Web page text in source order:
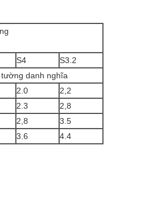
S4
S3.2
danh nghĩa
2.0
2,2
2.3
2,8
2,8
3.5
3.6 4.4